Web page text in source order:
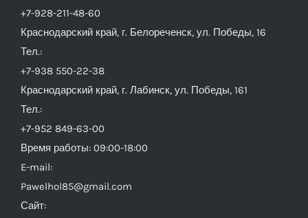
+7-928-211-48-60
Краснодарский край, г. Белореченск, ул. Победы, 16
Тел.:
+7-938 550-22-38
Краснодарский край, г. Лабинск, ул. Победы, 161
Тел.:
+7-952 849-63-00
Время работы: 09:00-18:00
E-mail:
Pawelhol85@gmail.com
Сайт: